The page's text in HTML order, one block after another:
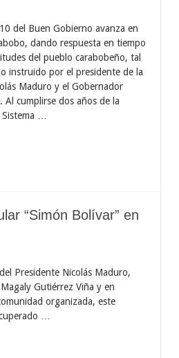
del Buen Gobierno avanza en
dando respuesta en tiempo
del pueblo carabobeño, tal
instruido por el presidente de la
Maduro y el Gobernador
Al cumplirse dos años de la
…
“Simón Bolívar” en
Presidente Nicolás Maduro,
Gutiérrez Viña y en
organizada, este
…